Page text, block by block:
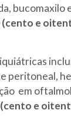
bucomaxilo
(cento e
peritoneal,
em
e